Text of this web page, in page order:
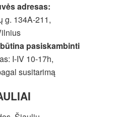
adresas:
g. 134A-211,
pasiskambinti
I-IV 10-17h,
susitarimą